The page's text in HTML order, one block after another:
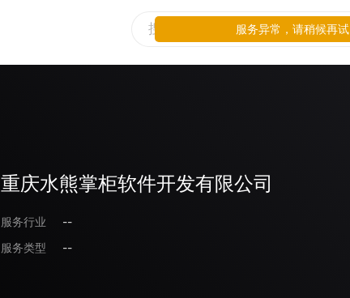
重庆水熊掌柜软件开发有限公司
服务行业
--
服务类型
--
服务异常，请稍候再试